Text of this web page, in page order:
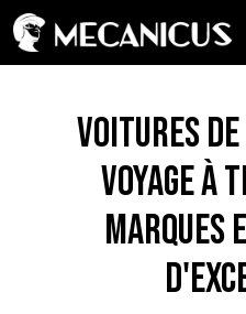
Voitures de
voyage à
marques